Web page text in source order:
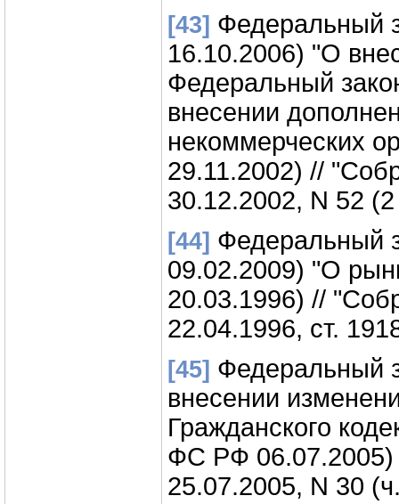
[43] Федеральный
16.10.2006) "О
Федеральный
внесении
некоммерческих
29.11.2002) //
30.12.2002, N 52
[44] Федеральный
09.02.2009) "О
20.03.1996) //
22.04.1996, ст.
[45] Федеральный
внесении
Гражданского
ФС РФ 06.07.2005)
25.07.2005, N 30